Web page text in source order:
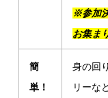
※参加
お集ま
簡
単！
身の回
リーな